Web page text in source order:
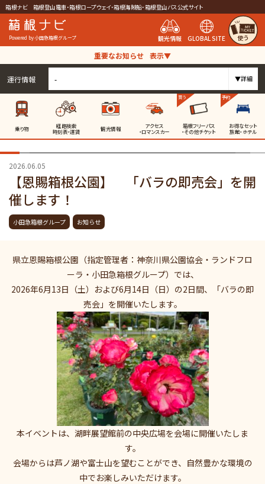
箱根ナビ 箱根登山電車・箱根ロープウェイ・箱根海賊船・箱根登山バス公式サイト
Powered by 小田急箱根グループ 観光情報 GLOBAL SITE 使う
重要なお知らせ 表示▼
運行情報 - ▼詳細
乗り物 経路検索
時刻表・運賃 観光情報 アクセス
・ロマンスカー
買う
箱根フリーパス
・その他チケット
予約
お得なセット
旅館・ホテル
2026.06.05
【恩賜箱根公園】 「バラの即売会」を開
催します！
小田急箱根グループ お知らせ
県立恩賜箱根公園（指定管理者：神奈川県公園協会・ランドフロ
ーラ・小田急箱根グループ）では、
2026年6月13日（土）および6月14日（日）の2日間、「バラの即
売会」を開催いたします。
本イベントは、湖畔展望館前の中央広場を会場に開催いたしま
す。
会場からは芦ノ湖や富士山を望むことができ、自然豊かな環境の
中でお楽しみいただけます。